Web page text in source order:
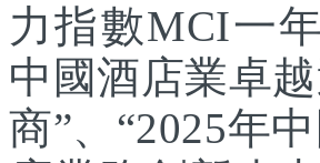
力指數MCI一
中國酒店業卓
商”、“2025年